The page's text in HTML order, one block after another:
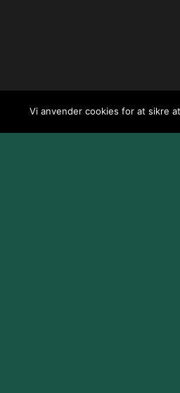
Vi anvender cookies for at sikre